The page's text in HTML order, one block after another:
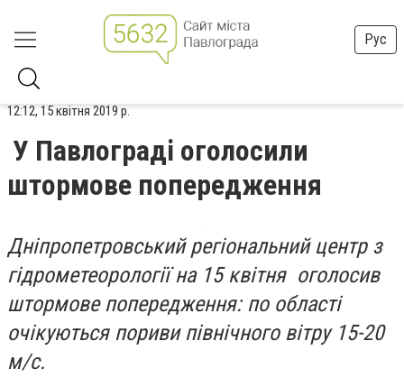
Рус
12:12, 15 квітня 2019 р.
У Павлограді оголосили
штормове попередження
Дніпропетровський регіональний центр з
гідрометеорології на 15 квітня оголосив
штормове попередження: по області
очікуються пориви північного вітру 15-20
м/с.